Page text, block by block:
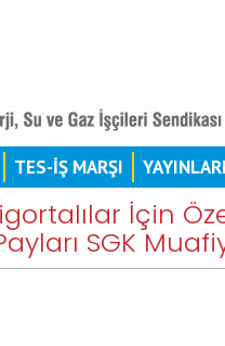
TES-İŞ MARŞI
İçin
SGK